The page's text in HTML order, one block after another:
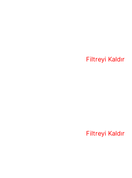
Filtreyi Kaldır
Filtreyi Kaldır